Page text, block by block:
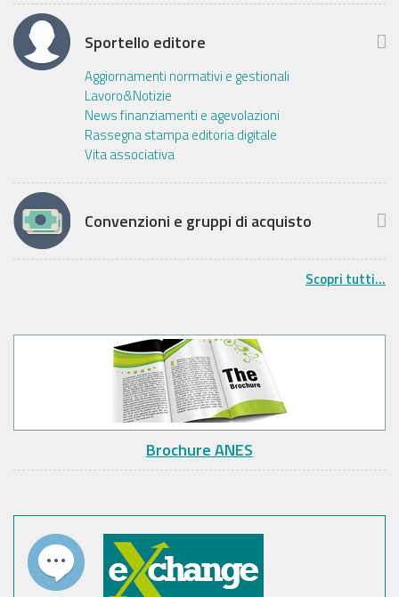
Sportello editore
Aggiornamenti normativi e gestionali
Lavoro&Notizie
News finanziamenti e agevolazioni
Rassegna stampa editoria digitale
Vita associativa
Convenzioni e gruppi di acquisto
Scopri tutti...
Brochure ANES